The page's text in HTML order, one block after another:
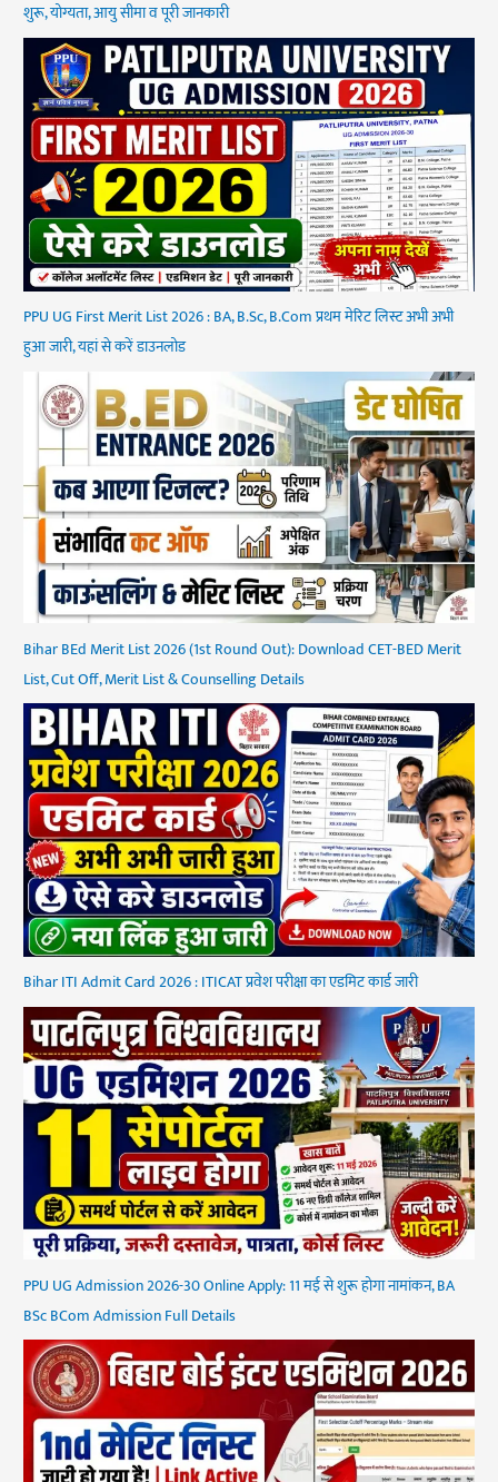
शुरू, योग्यता, आयु सीमा व पूरी जानकारी
PPU UG First Merit List 2026 : BA, B.Sc, B.Com प्रथम मेरिट लिस्ट अभी अभी
हुआ जारी, यहां से करें डाउनलोड
Bihar BEd Merit List 2026 (1st Round Out): Download CET-BED Merit
List, Cut Off, Merit List & Counselling Details
Bihar ITI Admit Card 2026 : ITICAT प्रवेश परीक्षा का एडमिट कार्ड जारी
PPU UG Admission 2026-30 Online Apply: 11 मई से शुरू होगा नामांकन, BA
BSc BCom Admission Full Details